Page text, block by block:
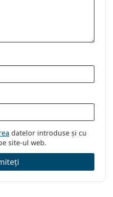
datelor introduse și cu
site-ul web.